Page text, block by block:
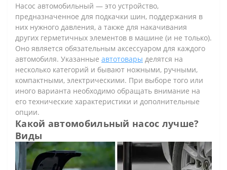
Насос автомобильный — это устройство,
предназначенное для подкачки шин, поддержания в
них нужного давления, а также для накачивания
других герметичных элементов в машине (и не только).
Оно является обязательным аксессуаром для каждого
автомобиля. Указанные автотовары делятся на
несколько категорий и бывают ножными, ручными,
компактными, электрическими. При выборе того или
иного варианта необходимо обращать внимание на
его технические характеристики и дополнительные
опции.
Какой автомобильный насос лучше?
Виды